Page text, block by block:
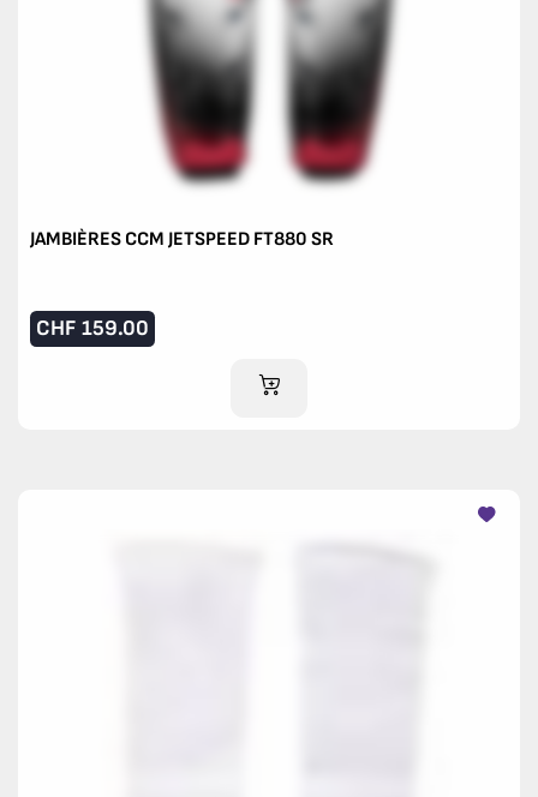
JAMBIÈRES CCM JETSPEED FT880 SR
CHF 159.00
AJOUTER AU PANIER